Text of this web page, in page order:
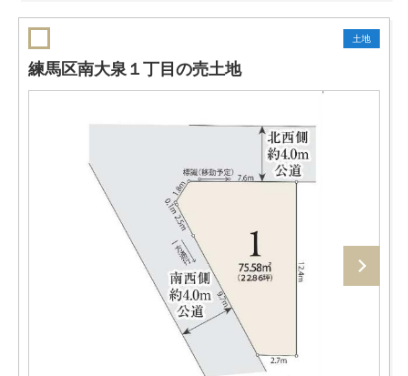
土地
練馬区南大泉１丁目の売土地